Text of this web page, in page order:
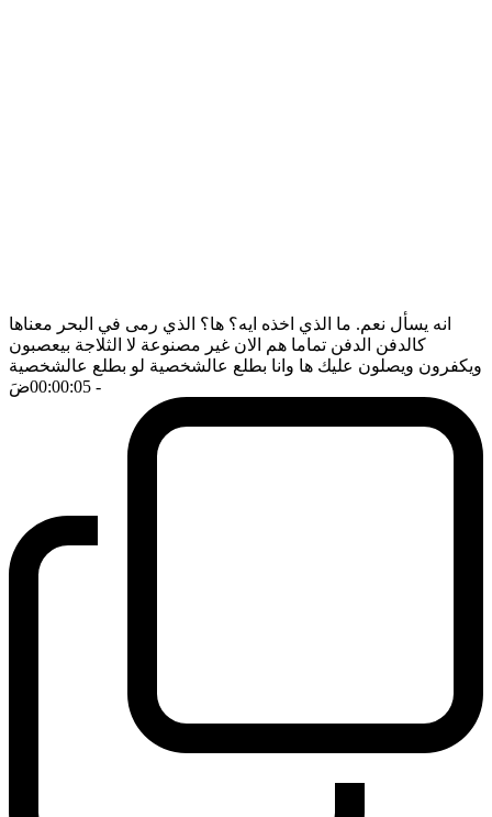
انه يسأل نعم. ما الذي اخذه ايه؟ ها؟ الذي رمى في البحر معناها
كالدفن الدفن تماما هم الان غير مصنوعة لا الثلاجة بيعصبون
ويكفرون ويصلون عليك ها وانا بطلع عالشخصية لو بطلع عالشخصية
- 00:00:05
ضَ